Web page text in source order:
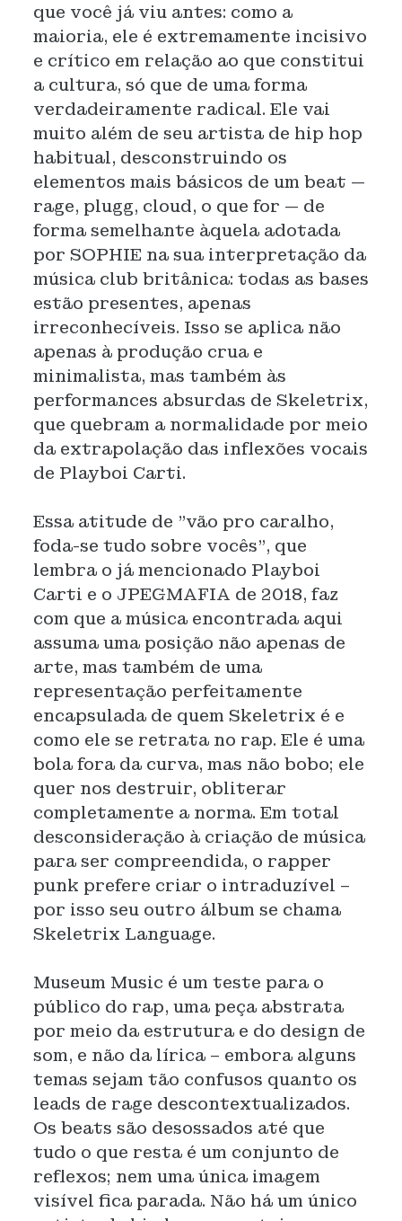
que você já viu antes: como a
maioria, ele é extremamente incisivo
e crítico em relação ao que constitui
a cultura, só que de uma forma
verdadeiramente radical. Ele vai
muito além de seu artista de hip hop
habitual, desconstruindo os
elementos mais básicos de um beat —
rage, plugg, cloud, o que for — de
forma semelhante àquela adotada
por SOPHIE na sua interpretação da
música club britânica: todas as bases
estão presentes, apenas
irreconhecíveis. Isso se aplica não
apenas à produção crua e
minimalista, mas também às
performances absurdas de Skeletrix,
que quebram a normalidade por meio
da extrapolação das inflexões vocais
de Playboi Carti.
Essa atitude de "vão pro caralho,
foda-se tudo sobre vocês", que
lembra o já mencionado Playboi
Carti e o JPEGMAFIA de 2018, faz
com que a música encontrada aqui
assuma uma posição não apenas de
arte, mas também de uma
representação perfeitamente
encapsulada de quem Skeletrix é e
como ele se retrata no rap. Ele é uma
bola fora da curva, mas não bobo; ele
quer nos destruir, obliterar
completamente a norma. Em total
desconsideração à criação de música
para ser compreendida, o rapper
punk prefere criar o intraduzível –
por isso seu outro álbum se chama
Skeletrix Language.
Museum Music é um teste para o
público do rap, uma peça abstrata
por meio da estrutura e do design de
som, e não da lírica – embora alguns
temas sejam tão confusos quanto os
leads de rage descontextualizados.
Os beats são desossados até que
tudo o que resta é um conjunto de
reflexos; nem uma única imagem
visível fica parada. Não há um único